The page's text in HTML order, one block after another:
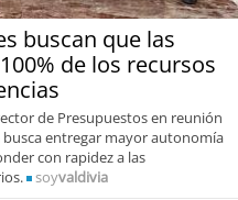
buscan que las
de los recursos
de Presupuestos en reunión
busca entregar mayor autonomía
con rapidez a las
soyvaldivia